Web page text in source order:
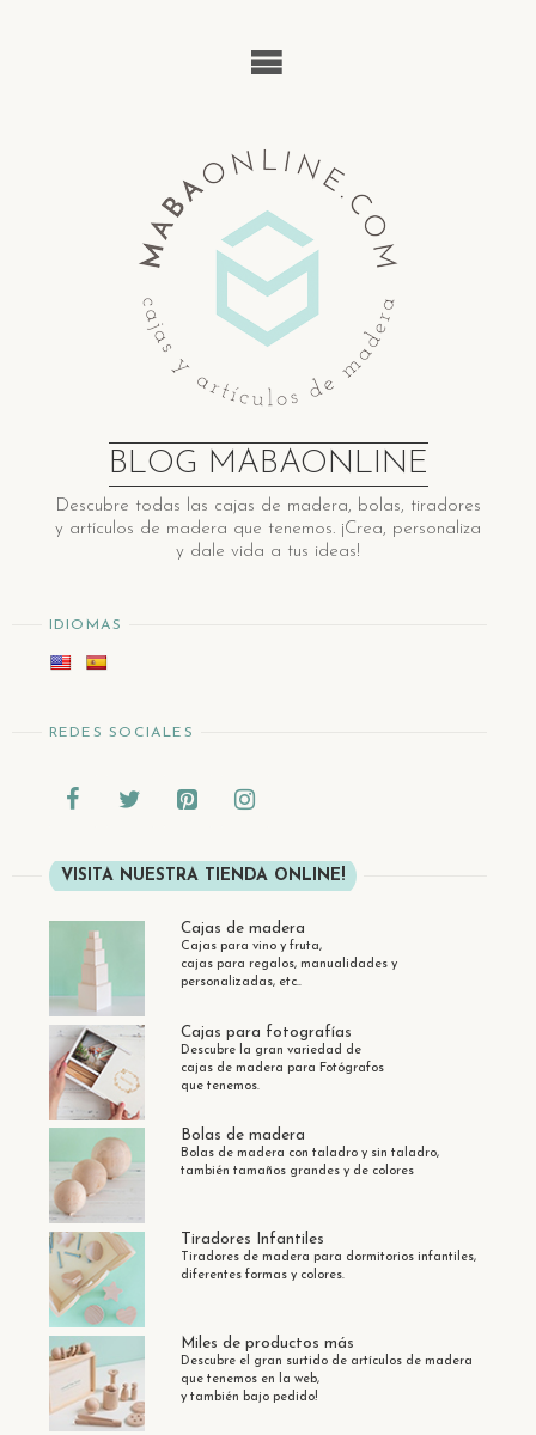
BLOG MABAONLINE
Descubre ​t​odas las cajas de madera​, bolas, tiradores
y artículos de madera ​q​ue tenemos. ¡Crea, personaliza
y dale vida a tus ideas!
IDIOMAS
REDES SOCIALES
VISITA NUESTRA TIENDA ONLINE!
Cajas de madera
Cajas para vino y fruta,
cajas para regalos, manualidades y
personalizadas, etc..
Cajas para fotografías
Descubre la gran variedad de
cajas de madera para Fotógrafos
que tenemos.
Bolas de madera
Bolas de madera con taladro y sin taladro,
también tamaños grandes y de colores
Tiradores Infantiles
Tiradores de madera para dormitorios infantiles,
diferentes formas y colores.
Miles de productos más
Descubre el gran surtido de artículos de madera
que tenemos en la web,
y también bajo pedido!